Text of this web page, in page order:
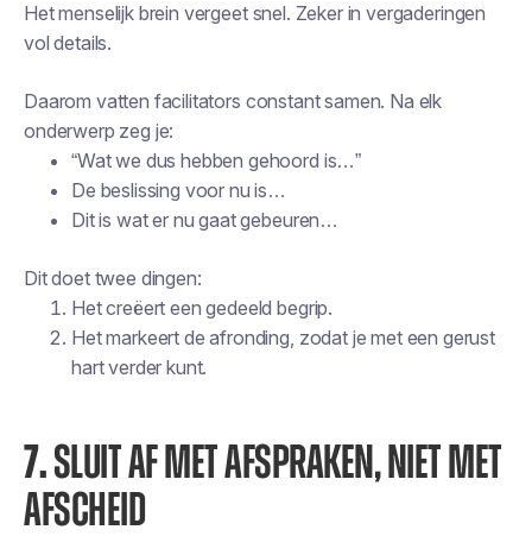
Het menselijk brein vergeet snel. Zeker in vergaderingen
vol details.
Daarom vatten facilitators constant samen. Na elk
onderwerp zeg je:
“Wat we dus hebben gehoord is…”
De beslissing voor nu is…
Dit is wat er nu gaat gebeuren…
Dit doet twee dingen:
Het creëert een gedeeld begrip.
Het markeert de afronding, zodat je met een gerust
hart verder kunt.
7.SLUIT AF MET AFSPRAKEN, NIET MET
AFSCHEID